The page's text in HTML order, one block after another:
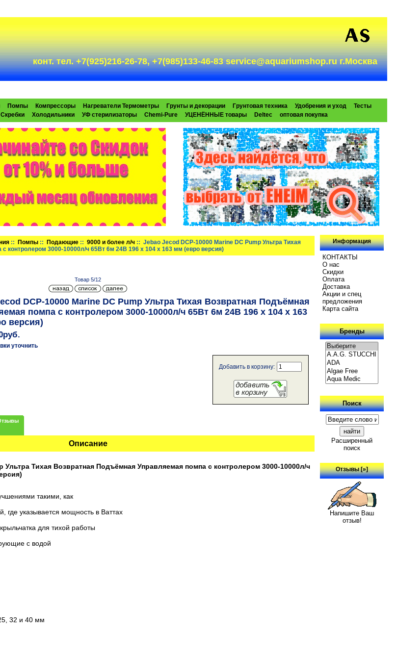
конт. тел. +7(925)216-26-78, +7(985)133-46-83 service@aquariumshop.ru г.Москва
Помпы Компрессоры Нагреватели Термометры Грунты и декорации Грунтовая техника Удобрения и уход
Тесты
Скребки Холодильники УФ стерилизаторы Chemi-Pure УЦЕНЁННЫЕ товары Deltec оптовая покупка
:: Помпы :: Подающие ::9000 и более л/ч :: Jebao Jecod DCP-10000 Marine DC Pump Ультра Тихая
контролером 3000-10000л/ч 65Вт 6м 24В 196 x 104 x 163 мм (евро версия)
Товар 5/12
DCP-10000 Marine DC Pump Ультра Тихая Возвратная Подъёмная
помпа с контролером 3000-10000л/ч 65Вт 6м 24В 196 x 104 x 163
версия)
уточнить
Добавить в корзину:
Описание
Ультра Тихая Возвратная Подъёмная Управляемая помпа с контролером 3000-10000л/ч
такими, как
где указывается мощность в Ваттах
для тихой работы
с водой
32 и 40 мм
Информация
КОНТАКТЫ
О нас
Скидки
Oплатa
Доставка
Акции и спец
предложения
Карта сайта
Бренды
Поиск
Расширенный
поиск
Отзывы [»]
Напишите Ваш
отзыв!